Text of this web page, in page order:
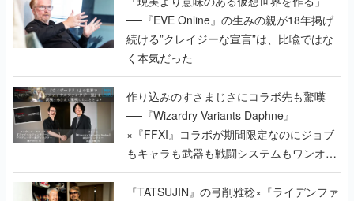
──『EVE Online』の生みの親が18年掲げ
続ける”クレイジーな宣言”は、比喩ではな
く本気だった
作り込みのすさまじさにコラボ先も驚嘆
──『Wizardry Variants Daphne』
×『FFXI』コラボが期間限定なのにジョブ
もキャラも武器も戦闘システムもワンオフ
で作り込まれた理由を両ディレクターに聞
く
『TATSUJIN』の弓削雅稔×『ライデンファ